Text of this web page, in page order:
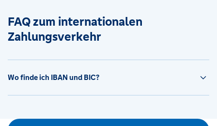
FAQ zum internationalen
Zahlungsverkehr
Wo finde ich IBAN und BIC?